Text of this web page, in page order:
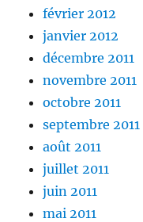
février 2012
janvier 2012
décembre 2011
novembre 2011
octobre 2011
septembre 2011
août 2011
juillet 2011
juin 2011
mai 2011